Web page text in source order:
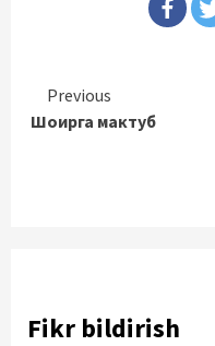
Continue
Reading
Previous
Шоирга мактуб
Fikr bildirish